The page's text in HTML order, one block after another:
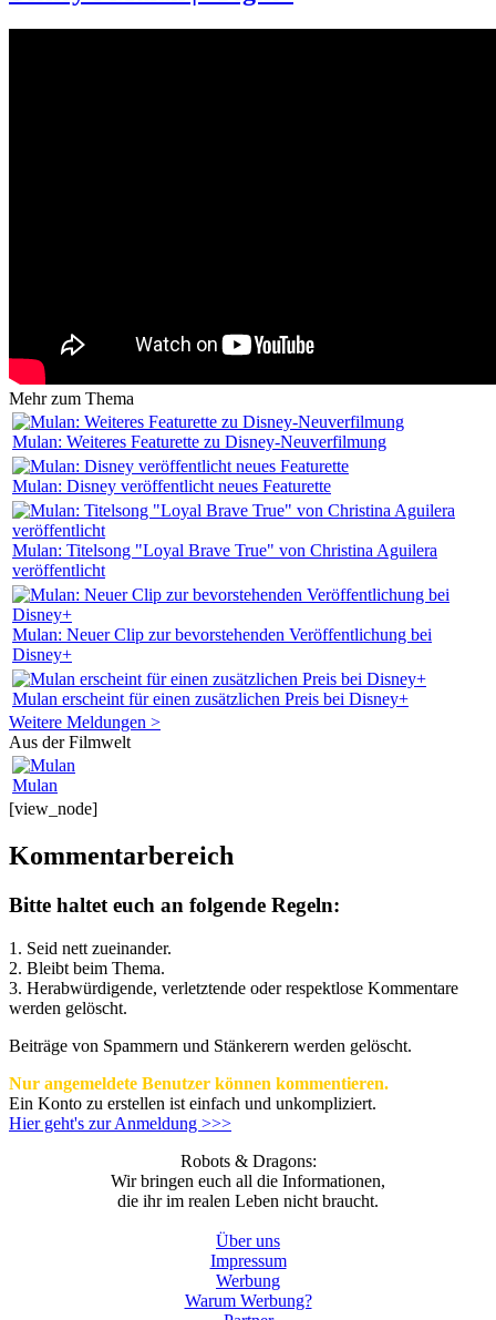
Mehr zum Thema
Mulan: Weiteres Featurette zu Disney-Neuverfilmung
Mulan: Disney veröffentlicht neues Featurette
Mulan: Titelsong "Loyal Brave True" von Christina Aguilera
veröffentlicht
Mulan: Neuer Clip zur bevorstehenden Veröffentlichung bei
Disney+
Mulan erscheint für einen zusätzlichen Preis bei Disney+
Weitere Meldungen >
Aus der Filmwelt
Mulan
[view_node]
Kommentarbereich
Bitte haltet euch an folgende Regeln:
1. Seid nett zueinander.
2. Bleibt beim Thema.
3. Herabwürdigende, verletztende oder respektlose Kommentare
werden gelöscht.
Beiträge von Spammern und Stänkerern werden gelöscht.
Nur angemeldete Benutzer können kommentieren.
Ein Konto zu erstellen ist einfach und unkompliziert.
Hier geht's zur Anmeldung >>>
Robots & Dragons:
Wir bringen euch all die Informationen,
die ihr im realen Leben nicht braucht.
Über uns
Impressum
Werbung
Warum Werbung?